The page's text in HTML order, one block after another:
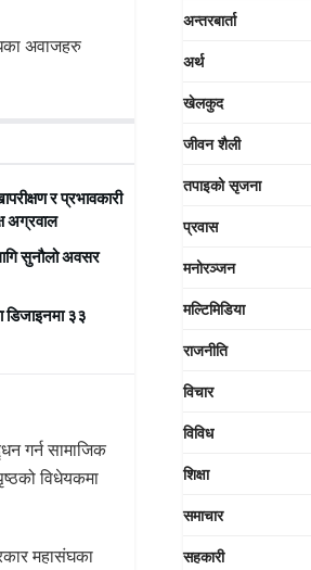
अवाजहरु
र प्रभावकारी
अग्रवाल
सुनौलो अवसर
डिजाइनमा ३३
गर्न सामाजिक
विधेयकमा
महासंघका
अन्तरबार्ता
अर्थ
खेलकुद
जीवन शैली
तपाइको सृजना
प्रवास
मनोरञ्जन
मल्टिमिडिया
राजनीति
विचार
विविध
शिक्षा
समाचार
सहकारी